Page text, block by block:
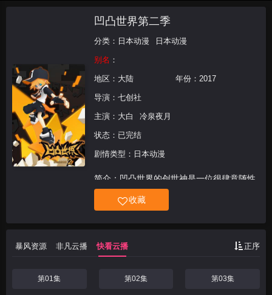
凹凸世界第二季
分类： 日本动漫 日本动漫
别名 ：
地区： 大陆 年份： 2017
导演： 七创社
主演： 大白 冷泉夜月
状态：已完结
剧情类型：日本动漫
简介：凹凸世界的创世神是一位很肆意随性
的神明。他创造了凹凸世界的无数星球和人
民，又随心所欲毫无规律地统治着他们——
他让有的星球富饶美丽，让有的星球贫瘠荒
民承担重税苦役。
收藏
暴风资源 非凡云播 快看云播 正序
第01集 第02集 第03集